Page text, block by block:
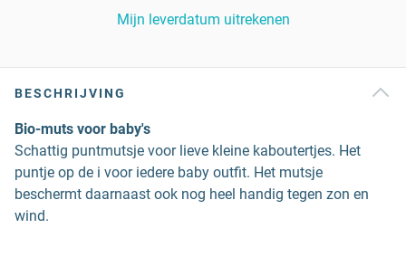
Mijn leverdatum uitrekenen
BESCHRIJVING
Bio-muts voor baby's
Schattig puntmutsje voor lieve kleine kaboutertjes. Het
puntje op de i voor iedere baby outfit. Het mutsje
beschermt daarnaast ook nog heel handig tegen zon en
wind.